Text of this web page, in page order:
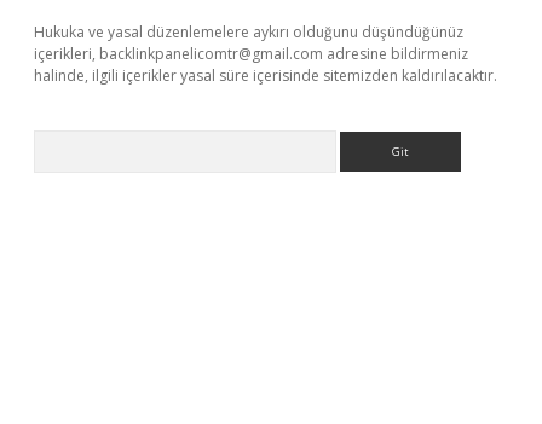
Hukuka ve yasal düzenlemelere aykırı olduğunu düşündüğünüz
içerikleri, backlinkpanelicomtr@gmail.com adresine bildirmeniz
halinde, ilgili içerikler yasal süre içerisinde sitemizden kaldırılacaktır.